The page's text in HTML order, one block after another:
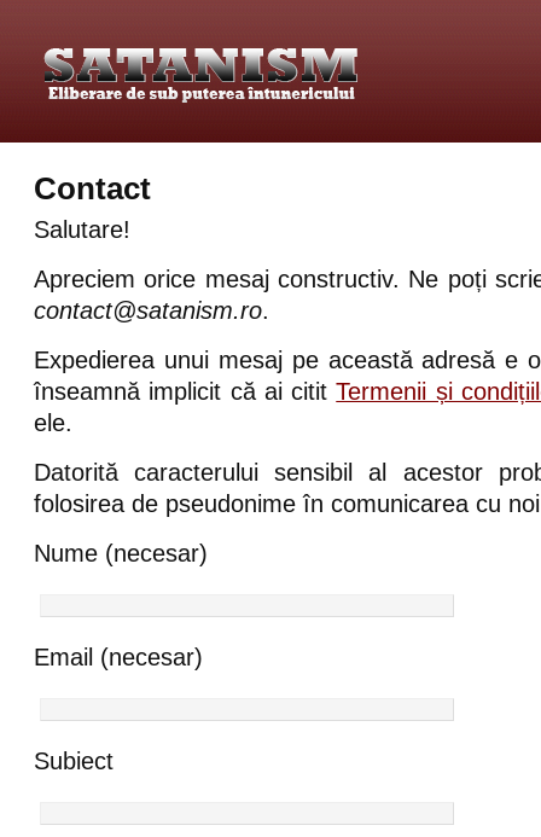
Contact
Salutare!
Apreciem orice mesaj constructiv. Ne poți
contact@satanism.ro.
Expedierea unui mesaj pe această adresă e
înseamnă implicit că ai cititTermenii și
ele.
Datorită caracterului sensibil al acestor
folosirea de pseudonime în comunicarea cu
Nume (necesar)
Email (necesar)
Subiect